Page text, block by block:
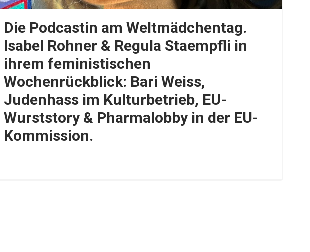
Die Podcastin am Weltmädchentag.
Isabel Rohner & Regula Staempfli in
ihrem feministischen
Wochenrückblick: Bari Weiss,
Judenhass im Kulturbetrieb, EU-
Wurststory & Pharmalobby in der EU-
Kommission.